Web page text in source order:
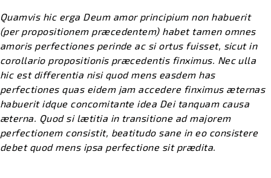
Quamvis hic erga Deum amor principium non habuerit
(per propositionem præcedentem) habet tamen omnes
amoris perfectiones perinde ac si ortus fuisset, sicut in
corollario propositionis præcedentis finximus. Nec ulla
hic est differentia nisi quod mens easdem has
perfectiones quas eidem jam accedere finximus æternas
habuerit idque concomitante idea Dei tanquam causa
æterna. Quod si lætitia in transitione ad majorem
perfectionem consistit, beatitudo sane in eo consistere
debet quod mens ipsa perfectione sit prædita.